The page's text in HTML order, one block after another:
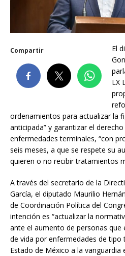
Compartir
El
LX
ordenamientos para actualizar la
anticipada” y garantizar el
enfermedades terminales, “con
seis meses, a que se respete su
quieren o no recibir tratamientos
A través del secretario de la
García, el diputado Maurilio
de Coordinación Política del
intención es “actualizar la
ante el aumento de personas que
de vida por enfermedades de tipo
Estado de México a la vanguardia